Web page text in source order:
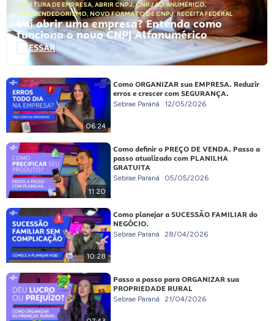
ABERTURA DE EMPRESA, ABRIR CNPJ,CNPJ ALFANUMÉRICO,
EMPREENDEDORISMO, NOVO FORMATO DE CNPJ,RECEITA FEDERAL
Vai abrir uma empresa? Entenda como
funciona o novo CNPJ Alfanumérico
ACESSAR
06:24
Como ORGANIZAR sua EMPRESA. Reduzir
erros e crescer com SEGURANÇA.
Sebrae Paraná 12/05/2026
11:20
Como definir o PREÇO DE VENDA. Passo a
passo atualizado com PLANILHA
GRATUITA
Sebrae Paraná 05/05/2026
10:28
Como planejar a SUCESSÃO FAMILIAR do
NEGÓCIO.
Sebrae Paraná 28/04/2026
Passo a passo para ORGANIZAR sua
PROPRIEDADE RURAL
Sebrae Paraná 21/04/2026